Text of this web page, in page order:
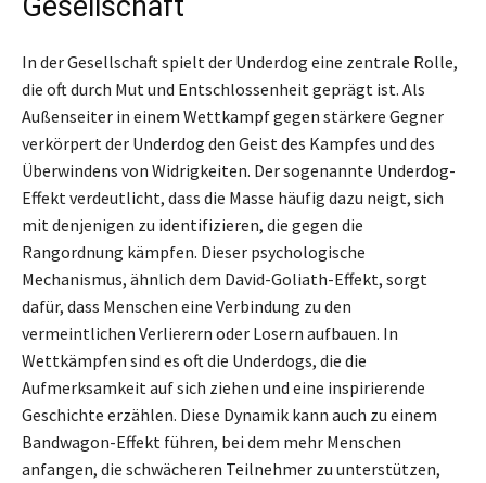
In der Gesellschaft spielt der Underdog eine zentrale Rolle,
die oft durch Mut und Entschlossenheit geprägt ist. Als
Außenseiter in einem Wettkampf gegen stärkere Gegner
verkörpert der Underdog den Geist des Kampfes und des
Überwindens von Widrigkeiten. Der sogenannte Underdog-
Effekt verdeutlicht, dass die Masse häufig dazu neigt, sich
mit denjenigen zu identifizieren, die gegen die
Rangordnung kämpfen. Dieser psychologische
Mechanismus, ähnlich dem David-Goliath-Effekt, sorgt
dafür, dass Menschen eine Verbindung zu den
vermeintlichen Verlierern oder Losern aufbauen. In
Wettkämpfen sind es oft die Underdogs, die die
Aufmerksamkeit auf sich ziehen und eine inspirierende
Geschichte erzählen. Diese Dynamik kann auch zu einem
Bandwagon-Effekt führen, bei dem mehr Menschen
anfangen, die schwächeren Teilnehmer zu unterstützen,